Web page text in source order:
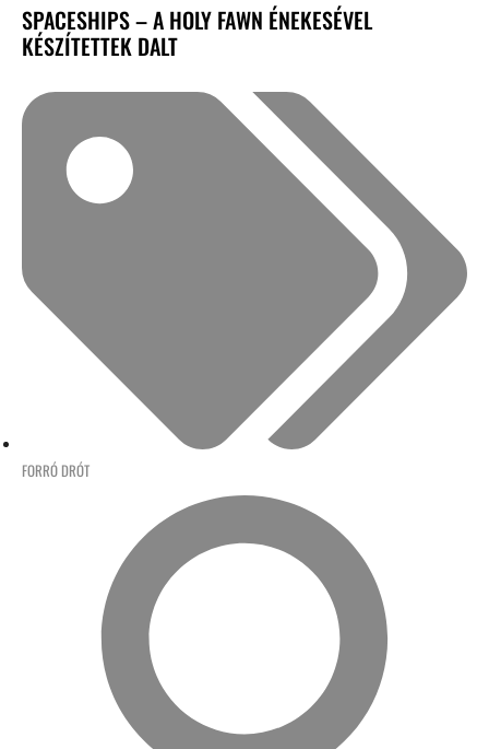
SPACESHIPS – A HOLY FAWN ÉNEKESÉVEL
KÉSZÍTETTEK DALT
FORRÓ DRÓT